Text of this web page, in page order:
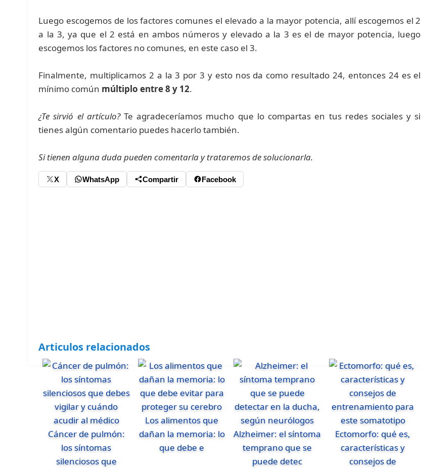
Luego escogemos de los factores comunes el elevado a la mayor potencia, allí escogemos el 2
a la 3, ya que el 2 está en ambos números y elevado a la 3 es el de mayor potencia, luego
escogemos los factores no comunes, en este caso el 3.
Finalmente, multiplicamos 2 a la 3 por 3 y esto nos da como resultado 24, entonces 24 es el
mínimo común múltiplo entre 8 y 12.
¿Te sirvió el artículo?Te agradeceríamos mucho que lo compartas en tus redes sociales y si
tienes algún comentario puedes hacerlo también.
Si tienen alguna duda pueden comentarla y trataremos de solucionarla.
X WhatsApp Compartir Facebook
Articulos relacionados
Cáncer de pulmón:
los síntomas
silenciosos que
Los alimentos que
dañan la memoria: lo
que debe e
Alzheimer: el síntoma
temprano que se
puede detec
Ectomorfo: qué es,
características y
consejos de